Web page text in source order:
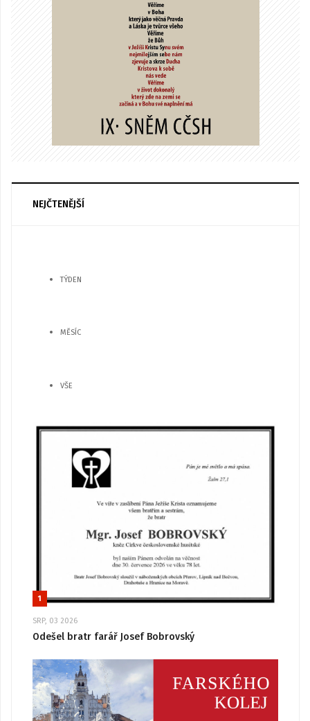
NEJČTENĚJŠÍ
TÝDEN
MĚSÍC
VŠE
1
SRP, 03 2026
Odešel bratr farář Josef Bobrovský